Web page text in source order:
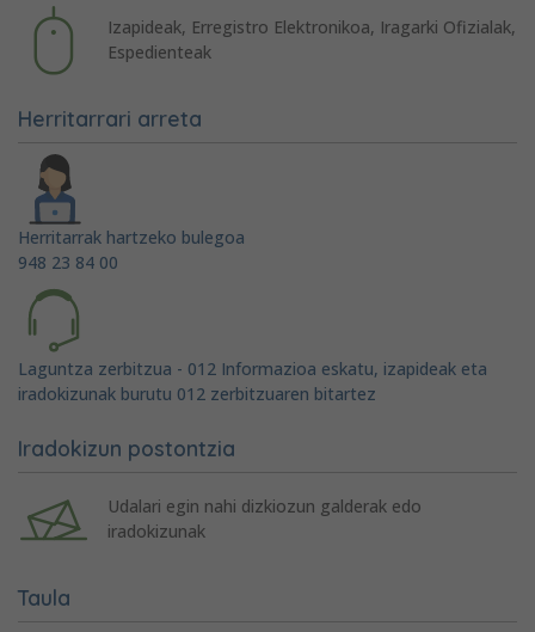
Izapideak, Erregistro Elektronikoa, Iragarki Ofizialak,
Espedienteak
Herritarrari arreta
Herritarrak hartzeko bulegoa
948 23 84 00
Laguntza zerbitzua - 012 Informazioa eskatu, izapideak eta
iradokizunak burutu 012 zerbitzuaren bitartez
Iradokizun postontzia
Udalari egin nahi dizkiozun galderak edo
iradokizunak
Taula